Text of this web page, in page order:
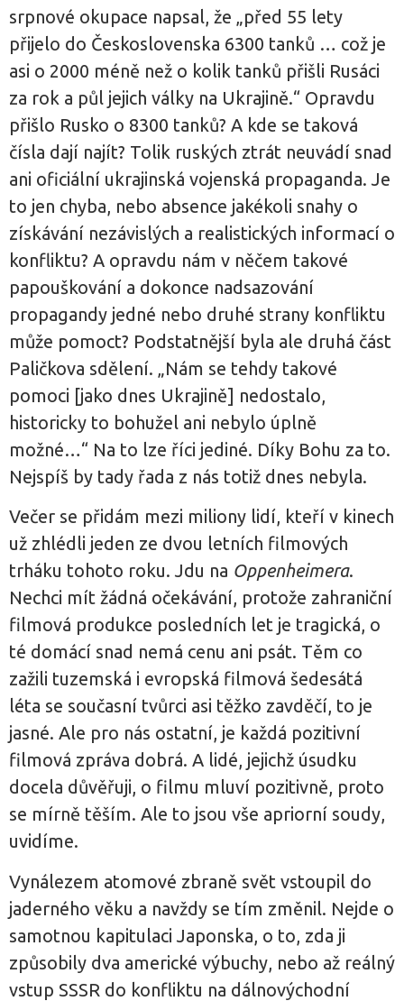
srpnové okupace napsal, že „před 55 lety
přijelo do Československa 6300 tanků … což je
asi o 2000 méně než o kolik tanků přišli Rusáci
za rok a půl jejich války na Ukrajině.“ Opravdu
přišlo Rusko o 8300 tanků? A kde se taková
čísla dají najít? Tolik ruských ztrát neuvádí snad
ani oficiální ukrajinská vojenská propaganda. Je
to jen chyba, nebo absence jakékoli snahy o
získávání nezávislých a realistických informací o
konfliktu? A opravdu nám v něčem takové
papouškování a dokonce nadsazování
propagandy jedné nebo druhé strany konfliktu
může pomoct? Podstatnější byla ale druhá část
Paličkova sdělení. „Nám se tehdy takové
pomoci [jako dnes Ukrajině] nedostalo,
historicky to bohužel ani nebylo úplně
možné…“ Na to lze říci jediné. Díky Bohu za to.
Nejspíš by tady řada z nás totiž dnes nebyla.
Večer se přidám mezi miliony lidí, kteří v kinech
už zhlédli jeden ze dvou letních filmových
trháku tohoto roku. Jdu na Oppenheimera.
Nechci mít žádná očekávání, protože zahraniční
filmová produkce posledních let je tragická, o
té domácí snad nemá cenu ani psát. Těm co
zažili tuzemská i evropská filmová šedesátá
léta se současní tvůrci asi těžko zavděčí, to je
jasné. Ale pro nás ostatní, je každá pozitivní
filmová zpráva dobrá. A lidé, jejichž úsudku
docela důvěřuji, o filmu mluví pozitivně, proto
se mírně těším. Ale to jsou vše apriorní soudy,
uvidíme.
Vynálezem atomové zbraně svět vstoupil do
jaderného věku a navždy se tím změnil. Nejde o
samotnou kapitulaci Japonska, o to, zda ji
způsobily dva americké výbuchy, nebo až reálný
vstup SSSR do konfliktu na dálnovýchodní